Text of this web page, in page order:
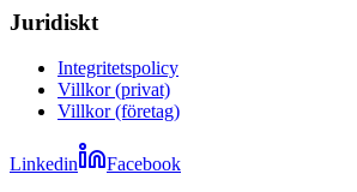
Juridiskt
Integritetspolicy
Villkor (privat)
Villkor (företag)
Linkedin Facebook